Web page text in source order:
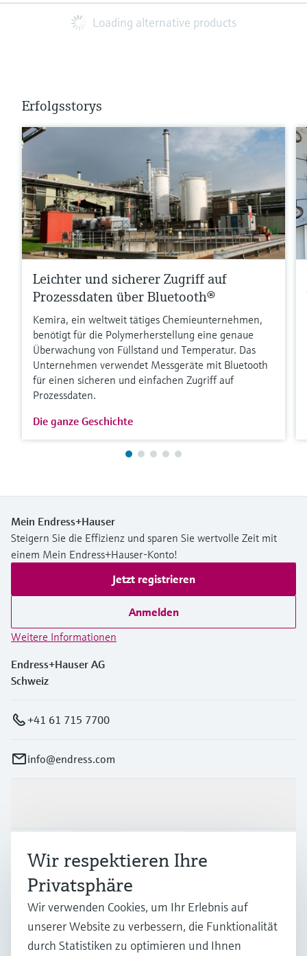
Loading alternative products
Erfolgsstorys
Leichter und sicherer Zugriff auf
Prozessdaten über Bluetooth®
Kemira, ein weltweit tätiges Chemieunternehmen,
benötigt für die Polymerherstellung eine genaue
Überwachung von Füllstand und Temperatur. Das
Unternehmen verwendet Messgeräte mit Bluetooth
für einen sicheren und einfachen Zugriff auf
Prozessdaten.
Die ganze Geschichte
Mein Endress+Hauser
Steigern Sie die Effizienz und sparen Sie wertvolle Zeit mit
einem Mein Endress+Hauser-Konto!
Jetzt registrieren
Anmelden
Weitere Informationen
Endress+Hauser AG
Schweiz
+41 61 715 7700
info@endress.com
Branchen
Support
Wir respektieren Ihre
Privatsphäre
Wir verwenden Cookies, um Ihr Erlebnis auf
unserer Website zu verbessern, die Funktionalität
durch Statistiken zu optimieren und Ihnen